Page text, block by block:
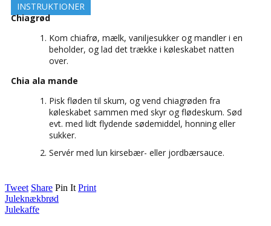
INSTRUKTIONER
Chiagrød
Kom chiafrø, mælk, vaniljesukker og mandler i en
beholder, og lad det trække i køleskabet natten
over.
Chia ala mande
Pisk fløden til skum, og vend chiagrøden fra
køleskabet sammen med skyr og flødeskum. Sød
evt. med lidt flydende sødemiddel, honning eller
sukker.
Servér med lun kirsebær- eller jordbærsauce.
Tweet Share Pin It Print
Juleknækbrød
Julekaffe